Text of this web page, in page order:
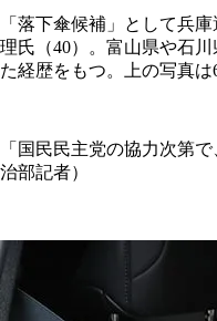
「落下傘候補」として兵
理氏（40）。富山県や石
た経歴をもつ。上の写真は
「国民民主党の協力次第
治部記者）